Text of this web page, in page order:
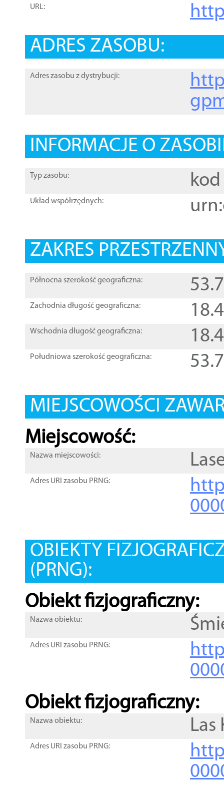
URL:
ADRES ZASOBU:
Adres zasobu z dystrybucji:
INFORMACJE O
Typ zasobu: kod
Układ współrzędnych:
ZAKRES
Północna szerokość geograficzna:
Zachodnia długość geograficzna:
Wschodnia długość geograficzna:
Południowa szerokość geograficzna:
MIEJSCOWOŚCI
Miejscowość:
Nazwa miejscowości:
Adres URI zasobu PRNG:
OBIEKTY
(PRNG):
Obiekt fizjograficzny:
Nazwa obiektu:
Adres URI zasobu PRNG:
Obiekt fizjograficzny:
Nazwa obiektu: Las
Adres URI zasobu PRNG: